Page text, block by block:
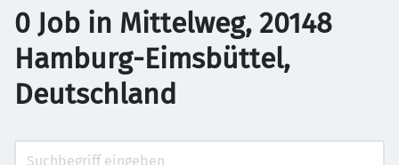
0 Job in Mittelweg, 20148
Hamburg-Eimsbüttel,
Deutschland